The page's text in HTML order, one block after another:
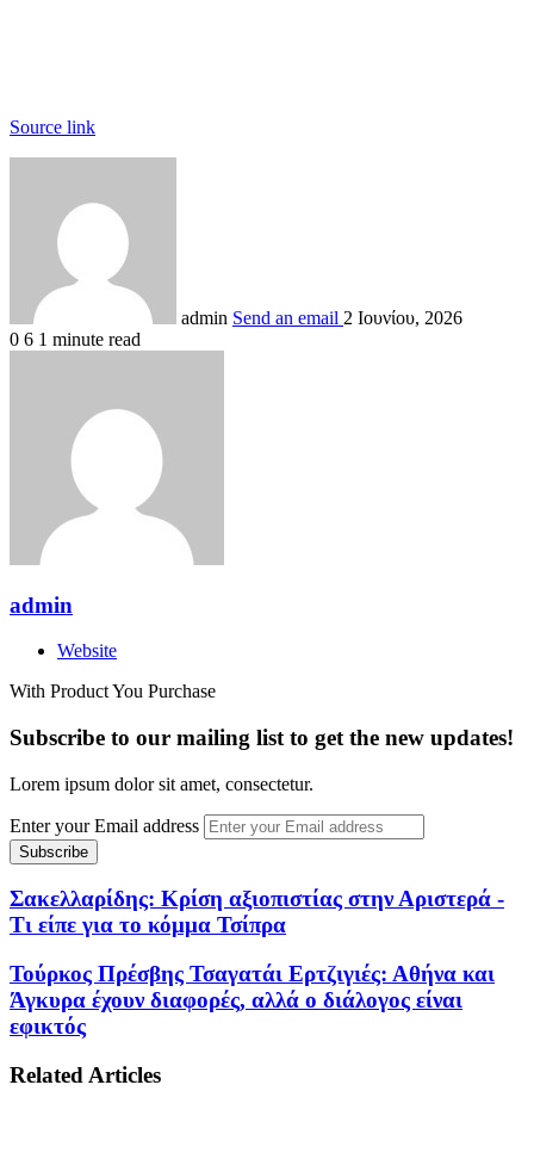
Source link
admin Send an email 2 Ιουνίου, 2026
0 6 1 minute read
admin
Website
With Product You Purchase
Subscribe to our mailing list to get the new updates!
Lorem ipsum dolor sit amet, consectetur.
Enter your Email address
Σακελλαρίδης: Κρίση αξιοπιστίας στην Αριστερά -
Τι είπε για το κόμμα Τσίπρα
Τούρκος Πρέσβης Τσαγατάι Ερτζιγιές: Αθήνα και
Άγκυρα έχουν διαφορές, αλλά ο διάλογος είναι
εφικτός
Related Articles